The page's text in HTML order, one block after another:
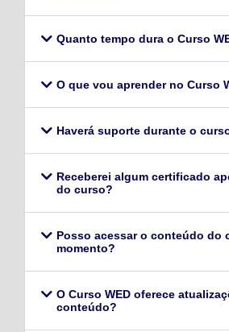
Quanto tempo dura o Curso
O que vou aprender no Curso
Haverá suporte durante o
Receberei algum certificado
do curso?
Posso acessar o conteúdo do
momento?
O Curso WED oferece
conteúdo?